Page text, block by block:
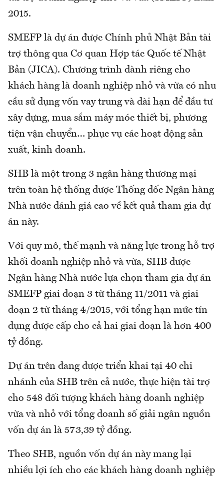
2015.
SMEFP là dự án được Chính phủ Nhật Bản tài
trợ thông qua Cơ quan Hợp tác Quốc tế Nhật
Bản (JICA). Chương trình dành riêng cho
khách hàng là doanh nghiệp nhỏ và vừa có nhu
cầu sử dụng vốn vay trung và dài hạn để đầu tư
xây dựng, mua sắm máy móc thiết bị, phương
tiện vận chuyển… phục vụ các hoạt động sản
xuất, kinh doanh.
SHB là một trong 3 ngân hàng thương mại
trên toàn hệ thống được Thống đốc Ngân hàng
Nhà nước đánh giá cao về kết quả tham gia dự
án này.
Với quy mô, thế mạnh và năng lực trong hỗ trợ
khối doanh nghiệp nhỏ và vừa, SHB được
Ngân hàng Nhà nước lựa chọn tham gia dự án
SMEFP giai đoạn 3 từ tháng 11/2011 và giai
đoạn 2 từ tháng 4/2015, với tổng hạn mức tín
dụng được cấp cho cả hai giai đoạn là hơn 400
tỷ đồng.
Dự án trên đang được triển khai tại 40 chi
nhánh của SHB trên cả nước, thực hiện tài trợ
cho 548 đối tượng khách hàng doanh nghiệp
vừa và nhỏ với tổng doanh số giải ngân nguồn
vốn dự án là 573,39 tỷ đồng.
Theo SHB, nguồn vốn dự án này mang lại
nhiều lợi ích cho các khách hàng doanh nghiệp